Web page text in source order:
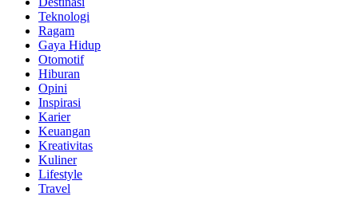
Teknologi
Ragam
Gaya Hidup
Otomotif
Hiburan
Opini
Inspirasi
Karier
Keuangan
Kreativitas
Kuliner
Lifestyle
Travel